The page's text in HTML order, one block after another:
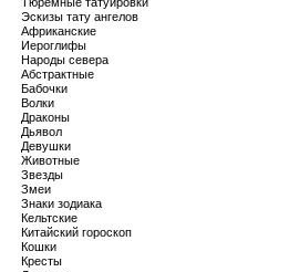
Эскизы тату ангелов
Африканские
Иероглифы
Народы севера
Абстрактные
Бабочки
Волки
Драконы
Дьявол
Девушки
Животные
Звезды
Змеи
Знаки зодиака
Кельтские
Китайский гороскоп
Кошки
Кресты